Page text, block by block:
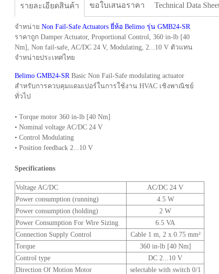
รายละเอียดสินค้า ขอใบเสนอราคา Technical Data
จำหน่าย Non Fail-Safe Actuators ยี่ห้อ Belimo รุ่น GMB24-SR
ราคาถูก Damper Actuator, Proportional Control, 360 in-lb [40
Nm], Non fail-safe, AC/DC 24 V, Modulating, 2...10 V ตัวแทน
จำหน่ายประเทศไทย
Belimo GMB24-SR Basic Non Fail-Safe modulating actuator
สำหรับการควบคุมแดมเปอร์ในการใช้งาน HVAC เชิงพาณิชย์
ทั่วไป
• Torque motor 360 in-lb [40 Nm]
• Nominal voltage AC/DC 24 V
• Control Modulating
• Position feedback 2...10 V
Specifications
Voltage AC/DC
AC/DC 24 V
Power consumption (running)
4.5 W
Power consumption (holding)
2 W
Power Consumption For Wire Sizing
6.5 VA
Connection Supply Control
Cable 1 m, 2 x 0.75 mm²
Torque
360 in-lb [40 Nm]
Control type
DC 2...10 V
Direction Of Motion Motor
selectable with switch 0/1